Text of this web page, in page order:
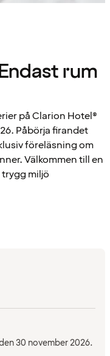
rum
på Clarion Hotel®
Påbörja firandet
föreläsning om
Välkommen till en
miljö
30 november 2026.